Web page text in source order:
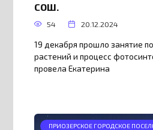
СОШ.
54 20.12.2024
19 декабря прошло занятие
растений и процесс
провела Екатерина
ПРИОЗЕРСКОЕ ГОРОДСКОЕ